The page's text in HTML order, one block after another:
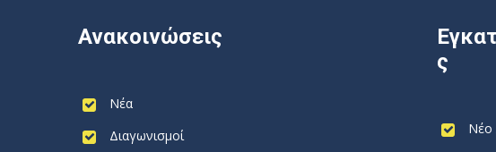
Ανακοινώσεις
Νέα
Διαγωνισμοί
ς
Νέο